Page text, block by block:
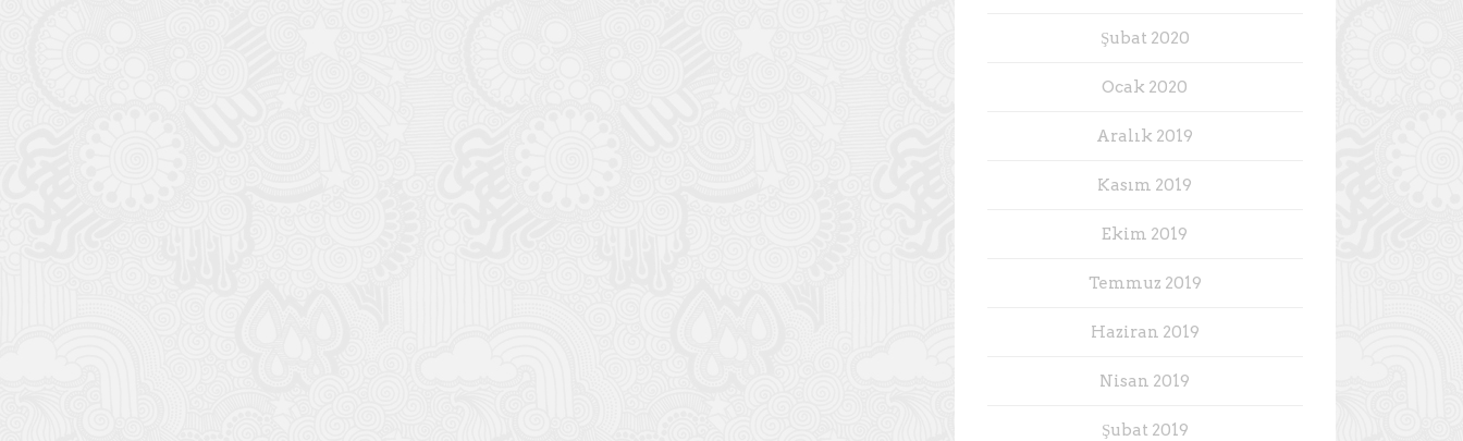
Şubat 2020
Ocak 2020
Aralık 2019
Kasım 2019
Ekim 2019
Temmuz 2019
Haziran 2019
Nisan 2019
Şubat 2019